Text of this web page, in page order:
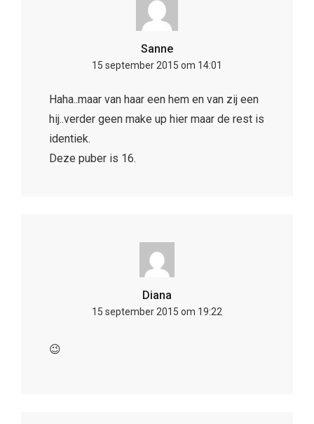
Sanne
15 september 2015 om 14:01
Haha..maar van haar een hem en van zij een
hij..verder geen make up hier maar de rest is
identiek.
Deze puber is 16.
Diana
15 september 2015 om 19:22
😉